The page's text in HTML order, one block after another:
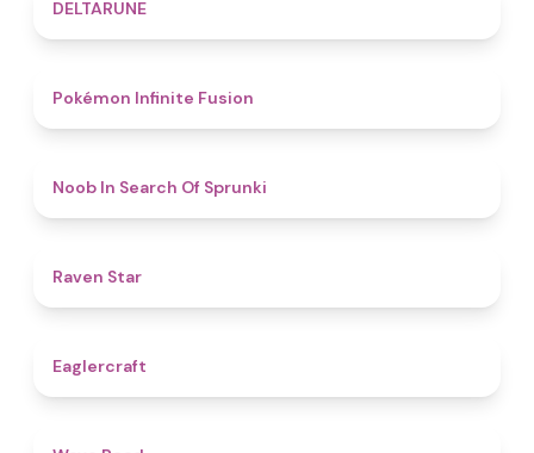
DELTARUNE
Pokémon Infinite Fusion
Noob In Search Of Sprunki
Raven Star
Eaglercraft